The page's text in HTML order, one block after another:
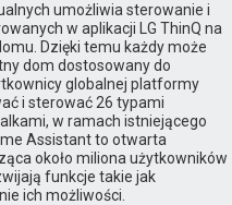
umożliwia sterowanie i
w aplikacji LG ThinQ na
Dzięki temu każdy może
dom dostosowany do
globalnej platformy
i sterować 26 typami
w ramach istniejącego
Assistant to otwarta
około miliona użytkowników
funkcje takie jak
ich możliwości.